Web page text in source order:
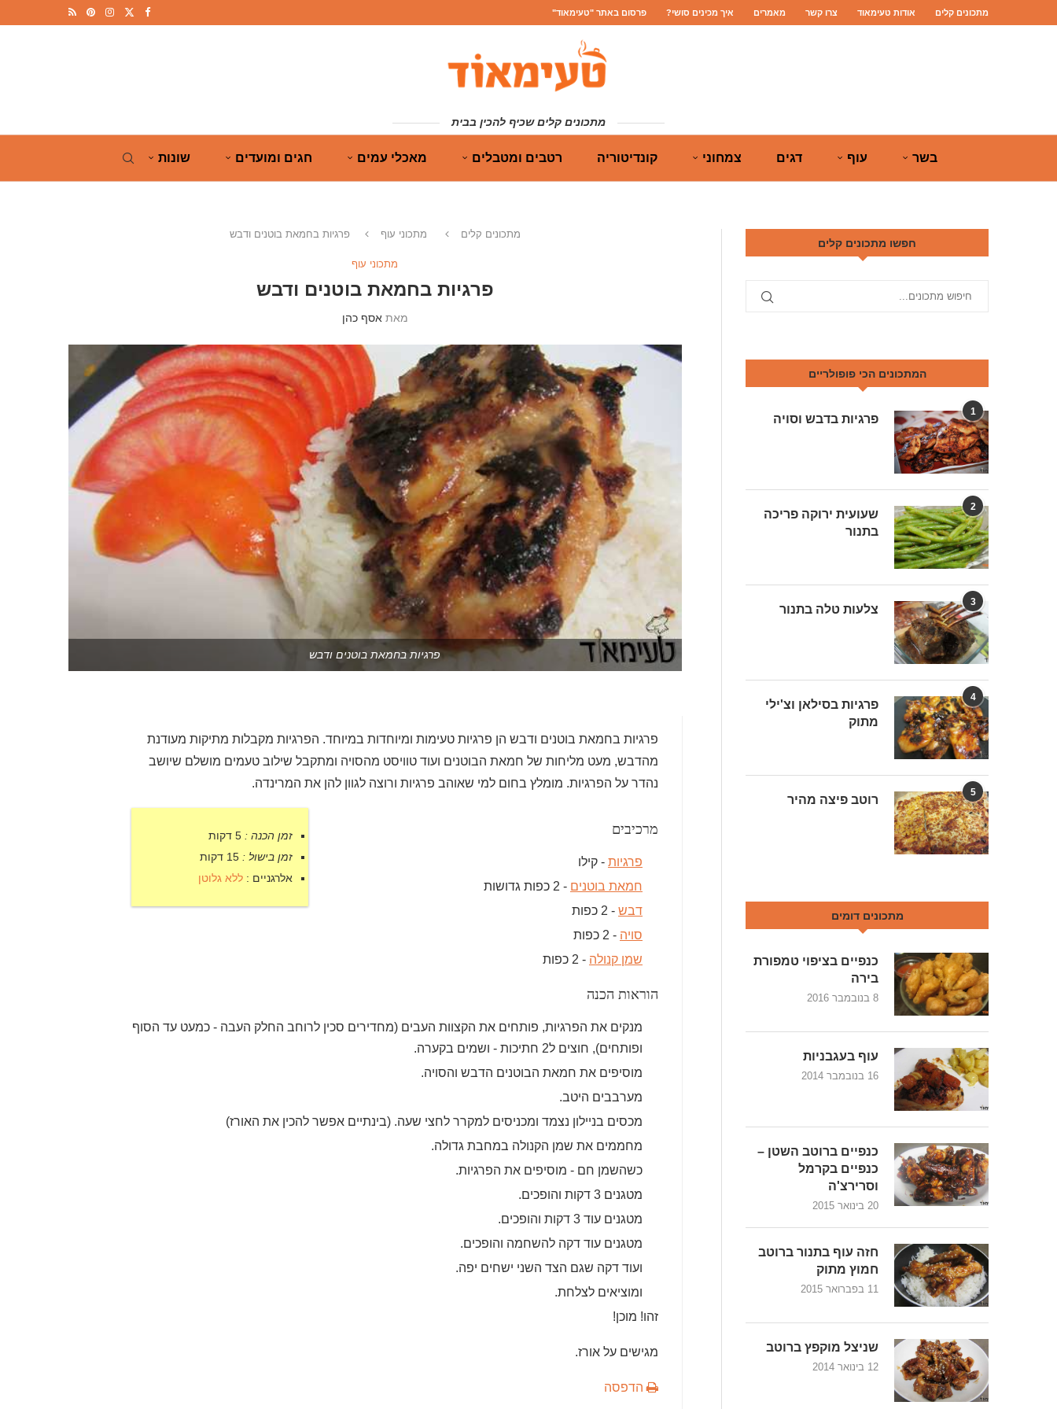
מתכונים קלים אודות טעימאוד צרו קשר מאמרים איך מכינים סושי? פרסום באתר "טעימאוד"
מתכונים קלים שכיף להכין בבית
בשר עוף דגים צמחוני קונדיטוריה רטבים ומטבלים מאכלי עמים חגים ומועדים שונות
מתכונים קלים מתכוני עוף פרגיות בחמאת בוטנים ודבש
מתכוני עוף
פרגיות בחמאת בוטנים ודבש
מאת אסף כהן
פרגיות בחמאת בוטנים ודבש
פרגיות בחמאת בוטנים ודבש הן פרגיות טעימות ומיוחדות במיוחד. הפרגיות מקבלות מתיקות מעודנת
מהדבש, מעט מליחות של חמאת הבוטנים ועוד טוויסט מהסויה ומתקבל שילוב טעמים מושלם שיושב
נהדר על הפרגיות. מומלץ בחום למי שאוהב פרגיות ורוצה לגוון להן את המרינדה.
זמן הכנה : 5 דקות
זמן בישול : 15 דקות
אלרגניים : ללא גלוטן
מרכיבים
פרגיות - קילו
חמאת בוטנים - 2 כפות גדושות
דבש - 2 כפות
סויה - 2 כפות
שמן קנולה - 2 כפות
הוראות הכנה
מנקים את הפרגיות, פותחים את הקצוות העבים (מחדירים סכין לרוחב החלק העבה - כמעט עד הסוף
ופותחים), חוצים ל2 חתיכות - ושמים בקערה.
מוסיפים את חמאת הבוטנים הדבש והסויה.
מערבבים היטב.
מכסים בניילון נצמד ומכניסים למקרר לחצי שעה. (בינתיים אפשר להכין את האורז)
מחממים את שמן הקנולה במחבת גדולה.
כשהשמן חם - מוסיפים את הפרגיות.
מטגנים 3 דקות והופכים.
מטגנים עוד 3 דקות והופכים.
מטגנים עוד דקה להשחמה והופכים.
ועוד דקה שגם הצד השני ישחים יפה.
ומוציאים לצלחת.
זהו! מוכן!
מגישים על אורז.
הדפסה
חפשו מתכונים קלים
המתכונים הכי פופולריים
1
פרגיות בדבש וסויה
2
שעועית ירוקה פריכה
בתנור
3
צלעות טלה בתנור
4
פרגיות בסילאן וצ'ילי
מתוק
5
רוטב פיצה מהיר
מתכונים דומים
כנפיים בציפוי טמפורת
בירה
8 בנובמבר 2016
עוף בעגבניות
16 בנובמבר 2014
כנפיים ברוטב השטן –
כנפיים בקרמל
וסרירצ'ה
20 בינואר 2015
חזה עוף בתנור ברוטב
חמוץ מתוק
11 בפברואר 2015
שניצל מוקפץ ברוטב
12 בינואר 2014